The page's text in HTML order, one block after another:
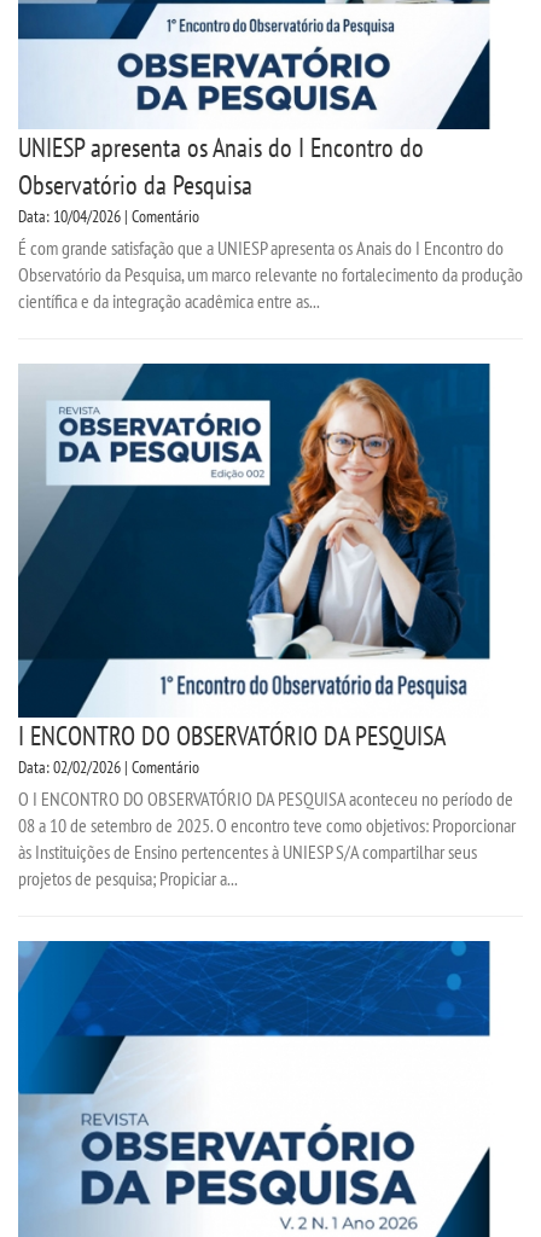
UNIESP apresenta os Anais do I Encontro do
Observatório da Pesquisa
Data: 10/04/2026 | Comentário
É com grande satisfação que a UNIESP apresenta os Anais do I Encontro do
Observatório da Pesquisa, um marco relevante no fortalecimento da produção
científica e da integração acadêmica entre as...
I ENCONTRO DO OBSERVATÓRIO DA PESQUISA
Data: 02/02/2026 | Comentário
O I ENCONTRO DO OBSERVATÓRIO DA PESQUISA aconteceu no período de
08 a 10 de setembro de 2025. O encontro teve como objetivos: Proporcionar
às Instituições de Ensino pertencentes à UNIESP S/A compartilhar seus
projetos de pesquisa; Propiciar a...